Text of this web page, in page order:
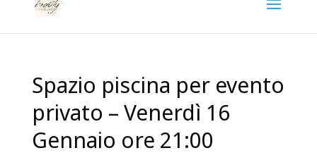
Spazio piscina per evento
privato – Venerdì 16
Gennaio ore 21:00